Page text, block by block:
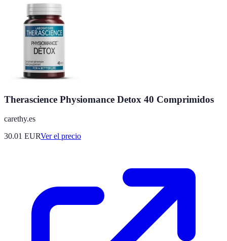
Therascience Physiomance Detox 40 Comprimidos
carethy.es
30.01 EURVer el precio